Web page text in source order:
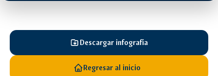
Descargar infografía
Regresar al inicio